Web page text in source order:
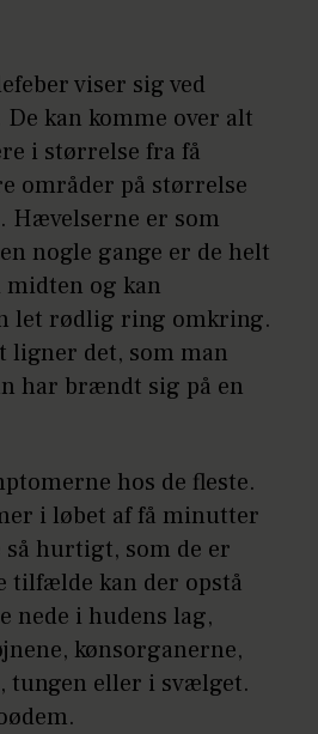
viser sig ved
kan komme over alt
i størrelse fra få
områder på størrelse
Hævelserne er som
nogle gange er de helt
og kan
let rødlig ring omkring.
ligner det, som man
har brændt sig på en
hos de fleste.
i løbet af få minutter
hurtigt, som de er
tilfælde kan der opstå
nede i hudens lag,
kønsorganerne,
tungen eller i svælget.